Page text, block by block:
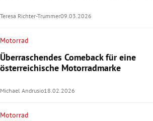
Teresa Richter-Trummer09.03.2026
Motorrad
Überraschendes Comeback für eine
österreichische Motorradmarke
Michael Andrusio18.02.2026
Motorrad